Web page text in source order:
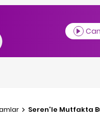
Seren'le Mutfakta